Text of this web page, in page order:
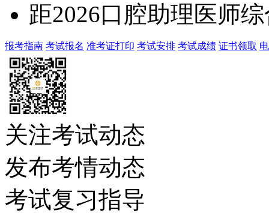
距2026口腔助理医师
报考指南 考试报名 准考证打印 考试安排 考试成绩 证书领取
关注考试动态
发布考情动态
考试复习指导